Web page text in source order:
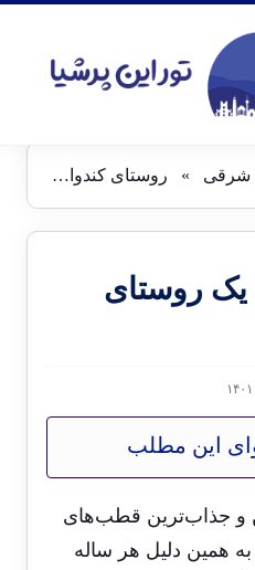
شرقی » روستای کندوان یک روستای صخره ای
یک روستای
این مطلب
و جذاب‌ترین قطب‌های
همین دلیل هر ساله